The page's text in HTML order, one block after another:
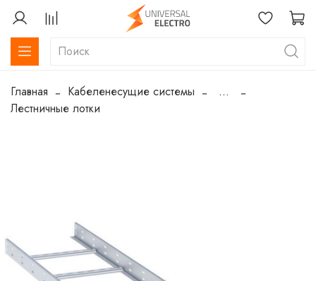
Главная Кабеленесущие системы
...
Лестничные лотки